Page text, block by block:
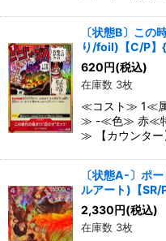
〔状態B〕こ
り/foil)【C/P
620円(税込)
在庫数 3枚
≪コスト≫ 1≪
≫ -≪色≫ 赤≪特
≫ 【カウンタ
〔状態A-〕ポ
ルアート)【
2,330円(税込)
在庫数 3枚